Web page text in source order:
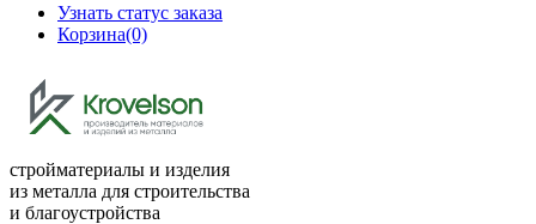
Узнать статус заказа
Корзина(0)
стройматериалы и изделия
из металла для строительства
и благоустройства